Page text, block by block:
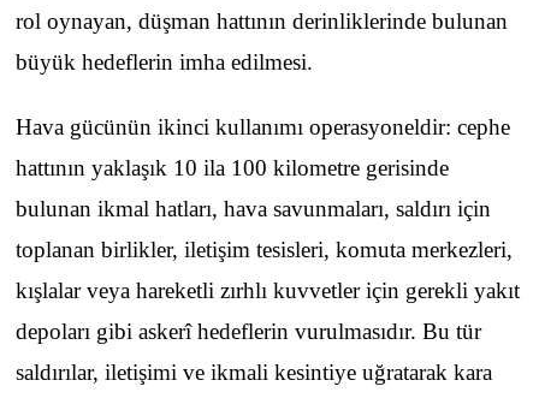
rol oynayan, düşman hattının derinliklerinde bulunan
büyük hedeflerin imha edilmesi.
Hava gücünün ikinci kullanımı operasyoneldir: cephe
hattının yaklaşık 10 ila 100 kilometre gerisinde
bulunan ikmal hatları, hava savunmaları, saldırı için
toplanan birlikler, iletişim tesisleri, komuta merkezleri,
kışlalar veya hareketli zırhlı kuvvetler için gerekli yakıt
depoları gibi askerî hedeflerin vurulmasıdır. Bu tür
saldırılar, iletişimi ve ikmali kesintiye uğratarak kara